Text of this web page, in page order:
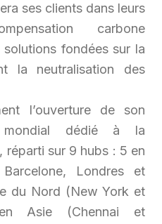
ses clients dans leurs
carbone
fondées sur la
la neutralisation des
l’ouverture de son
mondial dédié à la
sur 9 hubs : 5 en
Londres et
du Nord (New York et
Asie (Chennai et